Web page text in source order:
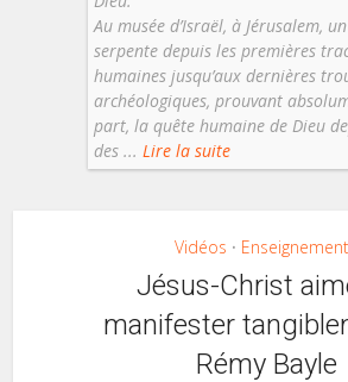
Au musée d’Israël, à Jérusalem,
serpente depuis les premières
humaines jusqu’aux dernières
archéologiques, prouvant
part, la quête humaine de Dieu
des ... Lire la suite
Vidéos •
Jésus-Christ
manifester
Rémy Bayle